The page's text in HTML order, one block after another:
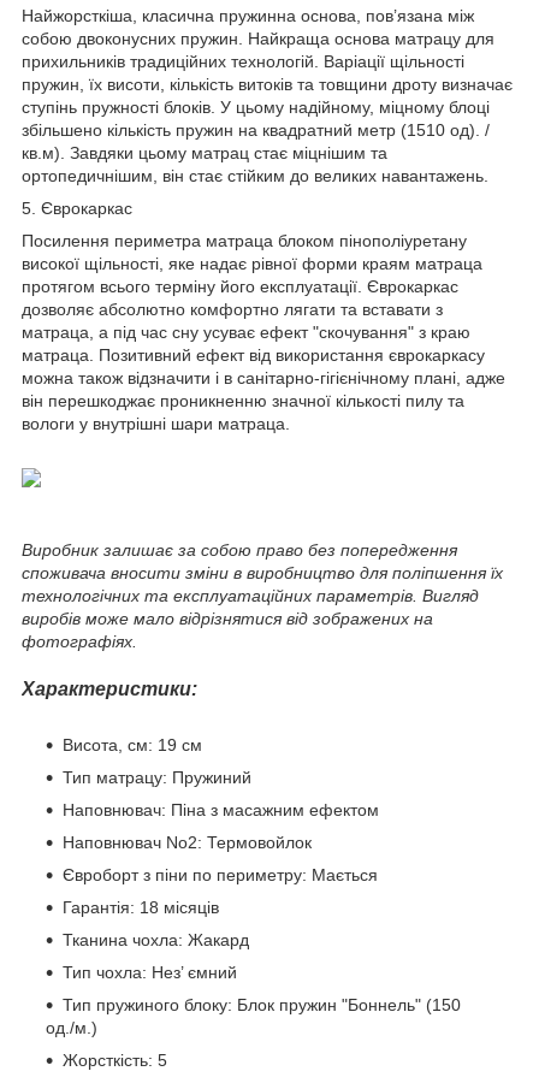
Найжорсткіша, класична пружинна основа, пов’язана між
собою двоконусних пружин. Найкраща основа матрацу для
прихильників традиційних технологій. Варіації щільності
пружин, їх висоти, кількість витоків та товщини дроту визначає
ступінь пружності блоків. У цьому надійному, міцному блоці
збільшено кількість пружин на квадратний метр (1510 од). /
кв.м). Завдяки цьому матрац стає міцнішим та
ортопедичнішим, він стає стійким до великих навантажень.
5. Єврокаркас
Посилення периметра матраца блоком пінополіуретану
високої щільності, яке надає рівної форми краям матраца
протягом всього терміну його експлуатації. Єврокаркас
дозволяє абсолютно комфортно лягати та вставати з
матраца, а під час сну усуває ефект "скочування" з краю
матраца. Позитивний ефект від використання єврокаркасу
можна також відзначити і в санітарно-гігієнічному плані, адже
він перешкоджає проникненню значної кількості пилу та
вологи у внутрішні шари матраца.
Виробник залишає за собою право без попередження
споживача вносити зміни в виробництво для поліпшення їх
технологічних та експлуатаційних параметрів. Вигляд
виробів може мало відрізнятися від зображених на
фотографіях.
Характеристики:
Висота, см: 19 см
Тип матрацу: Пружиний
Наповнювач: Піна з масажним ефектом
Наповнювач No2: Термовойлок
Євроборт з піни по периметру: Мається
Гарантія: 18 місяців
Тканина чохла: Жакард
Тип чохла: Нез’ ємний
Тип пружиного блоку: Блок пружин "Боннель" (150
од./м.)
Жорсткість: 5